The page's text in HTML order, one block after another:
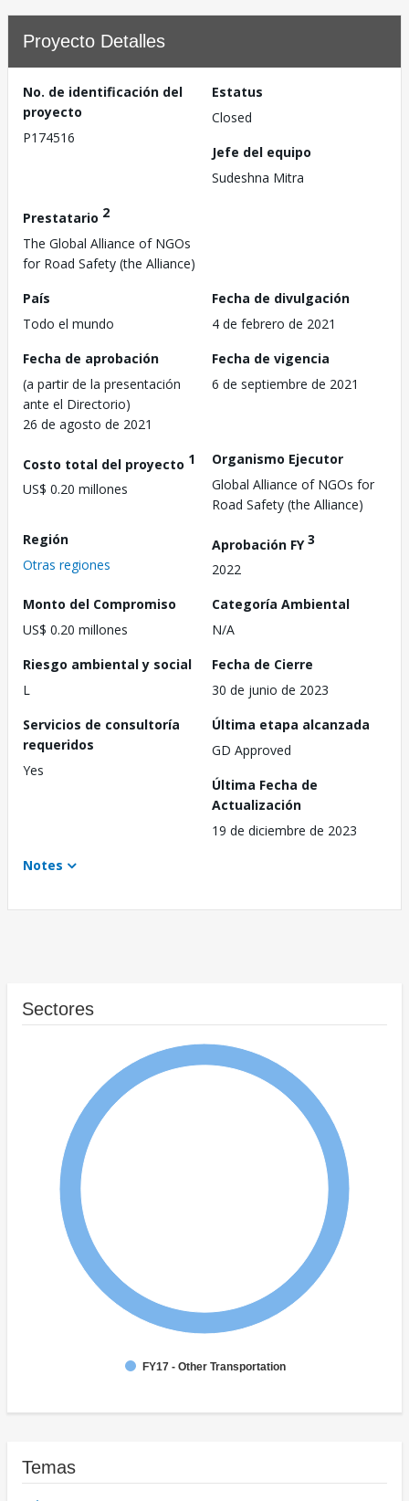
Proyecto Detalles
No. de identificación del
proyecto
P174516
Estatus
Closed
Jefe del equipo
Sudeshna Mitra
Prestatario 2
The Global Alliance of NGOs
for Road Safety (the Alliance)
País
Todo el mundo
Fecha de divulgación
4 de febrero de 2021
Fecha de aprobación
(a partir de la presentación
ante el Directorio)
26 de agosto de 2021
Fecha de vigencia
6 de septiembre de 2021
Costo total del proyecto 1
US$ 0.20 millones
Organismo Ejecutor
Global Alliance of NGOs for
Road Safety (the Alliance)
Región
Otras regiones
Aprobación FY3
2022
Monto del Compromiso
US$ 0.20 millones
Categoría Ambiental
N/A
Riesgo ambiental y social
L
Fecha de Cierre
30 de junio de 2023
Servicios de consultoría
requeridos
Yes
Última etapa alcanzada
GD Approved
Última Fecha de
Actualización
19 de diciembre de 2023
Notes
Sectores
FY17 - Other Transportation
Temas